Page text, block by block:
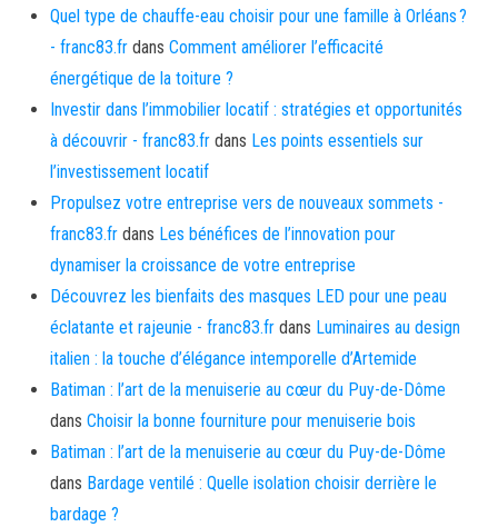
Quel type de chauffe-eau choisir pour une famille à Orléans ?
- franc83.fr dans Comment améliorer l’efficacité
énergétique de la toiture ?
Investir dans l’immobilier locatif : stratégies et opportunités
à découvrir - franc83.fr dans Les points essentiels sur
l’investissement locatif
Propulsez votre entreprise vers de nouveaux sommets -
franc83.fr dans Les bénéfices de l’innovation pour
dynamiser la croissance de votre entreprise
Découvrez les bienfaits des masques LED pour une peau
éclatante et rajeunie - franc83.fr dans Luminaires au design
italien : la touche d’élégance intemporelle d’Artemide
Batiman : l’art de la menuiserie au cœur du Puy-de-Dôme
dans Choisir la bonne fourniture pour menuiserie bois
Batiman : l’art de la menuiserie au cœur du Puy-de-Dôme
dans Bardage ventilé : Quelle isolation choisir derrière le
bardage ?